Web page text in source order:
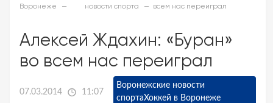
Воронеже
новости спорта
всем нас переиграл
Алексей Ждахин: «Буран»
во всем нас переиграл
07.03.2014 11:07
Воронежские новости
спортаХоккей в Воронеже